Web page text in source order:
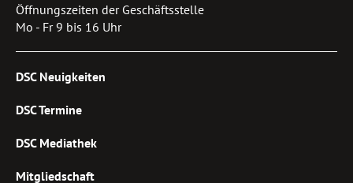
Öffnungszeiten der Geschäftsstelle
Mo - Fr 9 bis 16 Uhr
DSC Neuigkeiten
DSC Termine
DSC Mediathek
Mitgliedschaft